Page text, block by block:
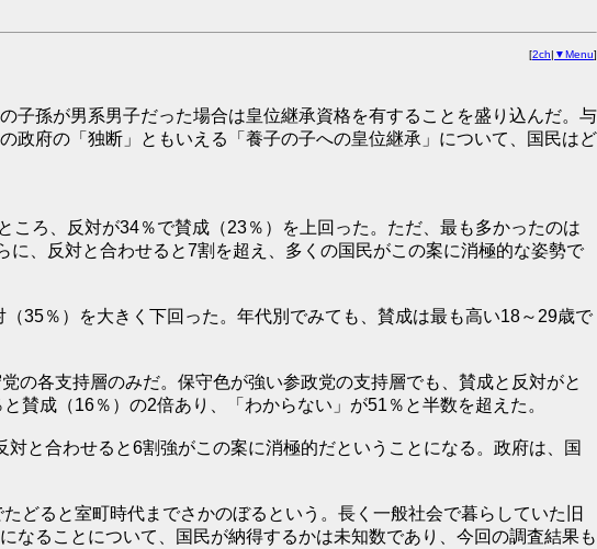
[2ch| ▼Menu]
孫が男系男子だった場合は皇位継承資格を有することを盛り込んだ。与
政府の「独断」ともいえる「養子の子への皇位継承」について、国民はど
ろ、反対が34％で賛成（23％）を上回った。ただ、最も多かったのは
、反対と合わせると7割を超え、多くの国民がこの案に消極的な姿勢で
35％）を大きく下回った。年代別でみても、賛成は最も高い18～29歳で
各支持層のみだ。保守色が強い参政党の支持層でも、賛成と反対がと
賛成（16％）の2倍あり、「わからない」が51％と半数を超えた。
と合わせると6割強がこの案に消極的だということになる。政府は、国
ると室町時代までさかのぼるという。長く一般社会で暮らしていた旧
ることについて、国民が納得するかは未知数であり、今回の調査結果も